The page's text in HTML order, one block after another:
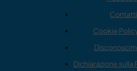
Contatti
Cookie
Dichiarazione sulla